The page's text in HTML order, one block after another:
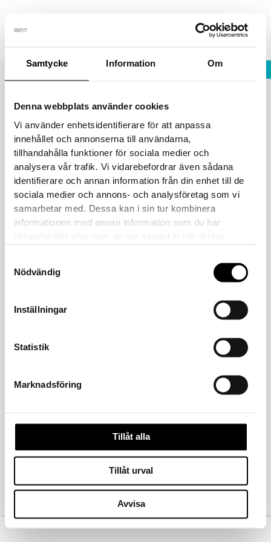
Samtycke Information Om
Denna webbplats använder cookies
Vi använder enhetsidentifierare för att anpassa
innehållet och annonserna till användarna,
tillhandahålla funktioner för sociala medier och
analysera vår trafik. Vi vidarebefordrar även sådana
identifierare och annan information från din enhet till de
sociala medier och annons- och analysföretag som vi
samarbetar med. Dessa kan i sin tur kombinera
informationen med annan information som du har
Nödvändig
Inställningar
Statistik
Marknadsföring
Tillåt alla
Tillåt urval
Avvisa
innehåll
03_08_2024_1562_1
Avdanielvittikko/9 mars, 2024
FÖREGÅENDE
Kontakta oss
Köpvillkor
Ångra köp
Välkommen besöka oss på
Noliamässan i Piteå